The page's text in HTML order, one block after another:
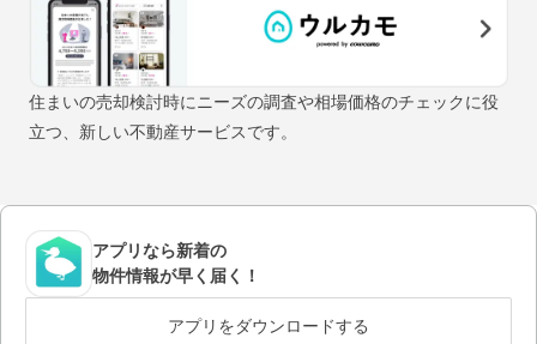
住まいの売却検討時にニーズの調査や相場価格のチェックに役
立つ、新しい不動産サービスです。
アプリなら新着の
物件情報が早く届く！
アプリをダウンロードする